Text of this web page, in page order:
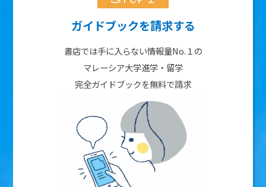
ガイドブックを請求する
書店では手に入らない情報量No.１の
マレーシア大学進学・留学
完全ガイドブックを無料で請求